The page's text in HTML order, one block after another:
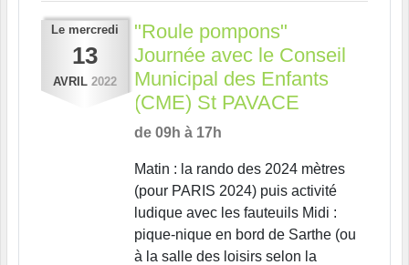
Le mercredi
13
AVRIL 2022
"Roule pompons"
Journée avec le Conseil
Municipal des Enfants
(CME) St PAVACE
de 09h à 17h
Matin : la rando des 2024 mètres
(pour PARIS 2024) puis activité
ludique avec les fauteuils Midi :
pique-nique en bord de Sarthe (ou
à la salle des loisirs selon la